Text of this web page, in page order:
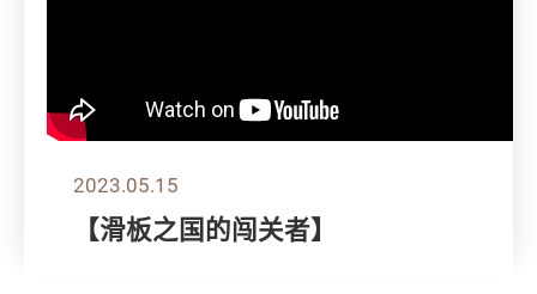
2023.05.15
【滑板之国的闯关者】